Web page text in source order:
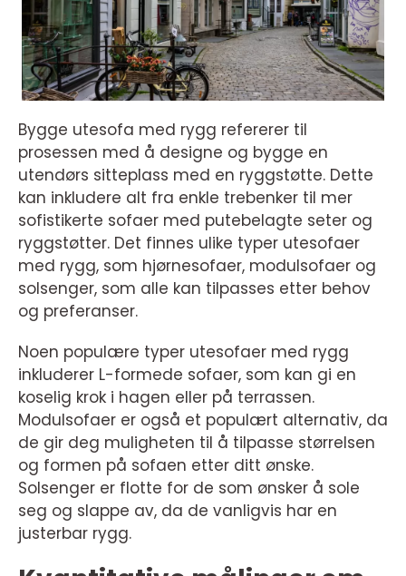
Bygge utesofa med rygg refererer til
prosessen med å designe og bygge en
utendørs sitteplass med en ryggstøtte. Dette
kan inkludere alt fra enkle trebenker til mer
sofistikerte sofaer med putebelagte seter og
ryggstøtter. Det finnes ulike typer utesofaer
med rygg, som hjørnesofaer, modulsofaer og
solsenger, som alle kan tilpasses etter behov
og preferanser.
Noen populære typer utesofaer med rygg
inkluderer L-formede sofaer, som kan gi en
koselig krok i hagen eller på terrassen.
Modulsofaer er også et populært alternativ, da
de gir deg muligheten til å tilpasse størrelsen
og formen på sofaen etter ditt ønske.
Solsenger er flotte for de som ønsker å sole
seg og slappe av, da de vanligvis har en
justerbar rygg.